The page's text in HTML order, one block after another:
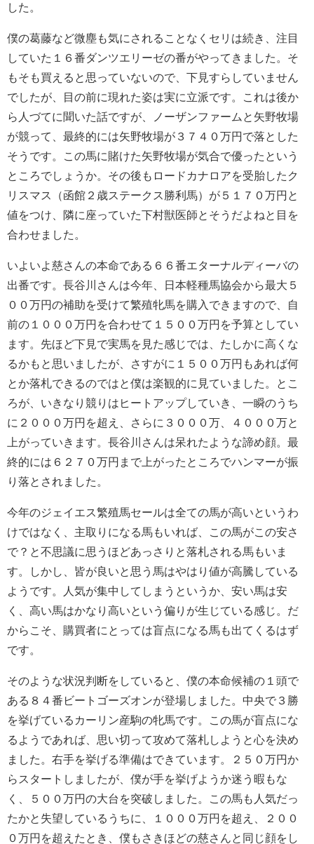
した。
僕の葛藤など微塵も気にされることなくセリは続き、注目
していた１６番ダンツエリーゼの番がやってきました。そ
もそも買えると思っていないので、下見すらしていません
でしたが、目の前に現れた姿は実に立派です。これは後か
ら人づてに聞いた話ですが、ノーザンファームと矢野牧場
が競って、最終的には矢野牧場が３７４０万円で落とした
そうです。この馬に賭けた矢野牧場が気合で優ったという
ところでしょうか。その後もロードカナロアを受胎したク
リスマス（函館２歳ステークス勝利馬）が５１７０万円と
値をつけ、隣に座っていた下村獣医師とそうだよねと目を
合わせました。
いよいよ慈さんの本命である６６番エターナルディーバの
出番です。長谷川さんは今年、日本軽種馬協会から最大５
００万円の補助を受けて繁殖牝馬を購入できますので、自
前の１０００万円を合わせて１５００万円を予算としてい
ます。先ほど下見で実馬を見た感じでは、たしかに高くな
るかもと思いましたが、さすがに１５００万円もあれば何
とか落札できるのではと僕は楽観的に見ていました。とこ
ろが、いきなり競りはヒートアップしていき、一瞬のうち
に２０００万円を超え、さらに３０００万、４０００万と
上がっていきます。長谷川さんは呆れたような諦め顔。最
終的には６２７０万円まで上がったところでハンマーが振
り落とされました。
今年のジェイエス繁殖馬セールは全ての馬が高いというわ
けではなく、主取りになる馬もいれば、この馬がこの安さ
で？と不思議に思うほどあっさりと落札される馬もいま
す。しかし、皆が良いと思う馬はやはり値が高騰している
ようです。人気が集中してしまうというか、安い馬は安
く、高い馬はかなり高いという偏りが生じている感じ。だ
からこそ、購買者にとっては盲点になる馬も出てくるはず
です。
そのような状況判断をしていると、僕の本命候補の１頭で
ある８４番ビートゴーズオンが登場しました。中央で３勝
を挙げているカーリン産駒の牝馬です。この馬が盲点にな
るようであれば、思い切って攻めて落札しようと心を決め
ました。右手を挙げる準備はできています。２５０万円か
らスタートしましたが、僕が手を挙げようか迷う暇もな
く、５００万円の大台を突破しました。この馬も人気だっ
たかと失望しているうちに、１０００万円を超え、２００
０万円を超えたとき、僕もさきほどの慈さんと同じ顔をし